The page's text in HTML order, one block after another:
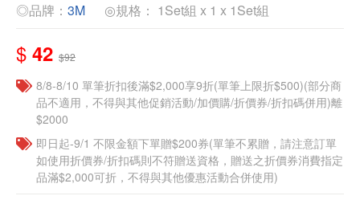
◎品牌： 3M ◎規格： 1Set組 x 1 x 1Set組
$ 42 $92
8/8-8/10 單筆折扣後滿$2,000享9折(單筆上限折$500)(部分商
品不適用，不得與其他促銷活動/加價購/折價券/折扣碼併用)離
$2000
即日起-9/1 不限金額下單贈$200券(單筆不累贈，請注意訂單
如使用折價券/折扣碼則不符贈送資格，贈送之折價券消費指定
品滿$2,000可折，不得與其他優惠活動合併使用)